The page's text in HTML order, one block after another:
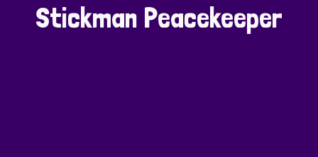
Stickman Peacekeeper